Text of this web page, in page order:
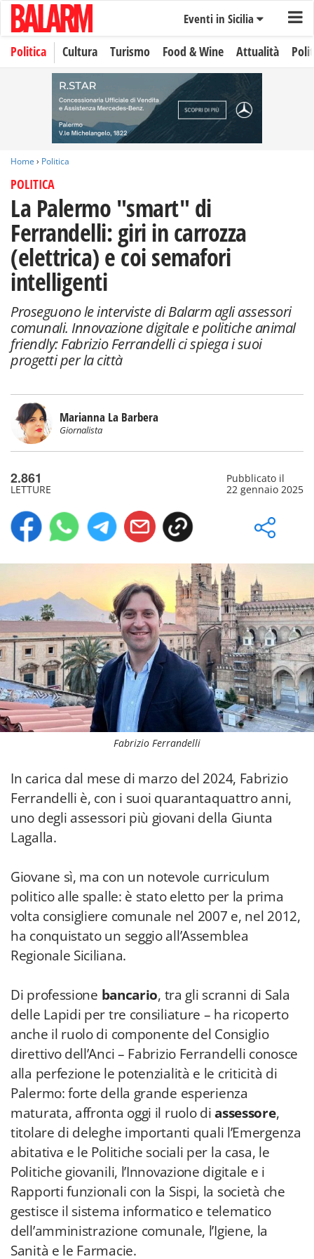
Eventi in Sicilia
Politica Cultura Turismo Food & Wine Attualità
Home › Politica
POLITICA
La Palermo "smart" di
Ferrandelli: giri in carrozza
(elettrica) e coi semafori
intelligenti
Proseguono le interviste di Balarm agli assessori
comunali. Innovazione digitale e politiche animal
friendly: Fabrizio Ferrandelli ci spiega i suoi
progetti per la città
Marianna La Barbera
Giornalista
2.861
LETTURE
Pubblicato il
22 gennaio 2025
Fabrizio Ferrandelli
In carica dal mese di marzo del 2024, Fabrizio
Ferrandelli è, con i suoi quarantaquattro anni,
uno degli assessori più giovani della Giunta
Lagalla.
Giovane sì, ma con un notevole curriculum
politico alle spalle: è stato eletto per la prima
volta consigliere comunale nel 2007 e, nel 2012,
ha conquistato un seggio all’Assemblea
Regionale Siciliana.
Di professione bancario, tra gli scranni di Sala
delle Lapidi per tre consiliature – ha ricoperto
anche il ruolo di componente del Consiglio
direttivo dell’Anci – Fabrizio Ferrandelli conosce
alla perfezione le potenzialità e le criticità di
Palermo: forte della grande esperienza
maturata, affronta oggi il ruolo diassessore,
titolare di deleghe importanti quali l’Emergenza
abitativa e le Politiche sociali per la casa, le
Politiche giovanili, l’Innovazione digitale e i
Rapporti funzionali con la Sispi, la società che
gestisce il sistema informatico e telematico
dell’amministrazione comunale, l’Igiene, la
Sanità e le Farmacie.